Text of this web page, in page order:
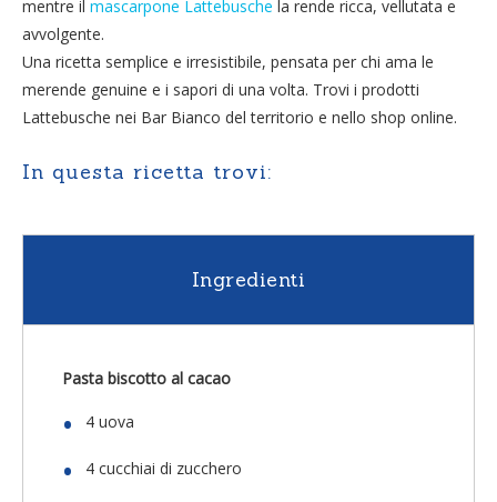
mentre il mascarpone Lattebusche la rende ricca, vellutata e
avvolgente.
Una ricetta semplice e irresistibile, pensata per chi ama le
merende genuine e i sapori di una volta. Trovi i prodotti
Lattebusche nei Bar Bianco del territorio e nello shop online.
In questa ricetta trovi:
Ingredienti
Pasta biscotto al cacao
4 uova
4 cucchiai di zucchero